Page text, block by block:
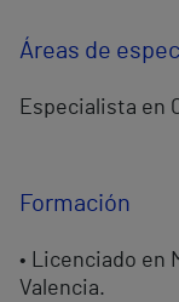
Áreas de
Especialista en
Formación
• Licenciado en
Valencia.